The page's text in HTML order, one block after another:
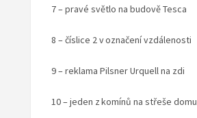
7 – pravé světlo na budově Tesca
8 – číslice 2 v označení vzdálenosti
9 – reklama Pilsner Urquell na zdi
10 – jeden z komínů na střeše domu